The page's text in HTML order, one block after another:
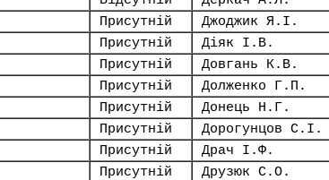
Присутній Джоджик Я.І.
Присутній Діяк І.В.
Присутній Довгань К.В.
Присутній Долженко Г.П.
Присутній Донець Н.Г.
Присутній Дорогунцов С.І.
Присутній Драч І.Ф.
Присутній Друзюк С.О.